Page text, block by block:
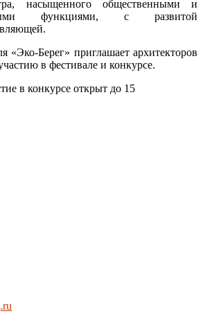
насыщенного общественными и
функциями, с развитой
«Эко-Берег» приглашает архитекторов
в фестивале и конкурсе.
в конкурсе открыт до 15